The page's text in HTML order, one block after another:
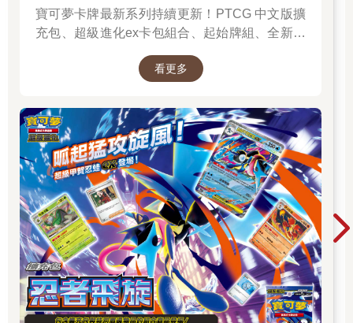
組．最新卡牌＆組合一次看
寶可夢卡牌最新系列持續更新！PTCG 中文版擴
充包、超級進化ex卡包組合、起始牌組、全新周
看更多